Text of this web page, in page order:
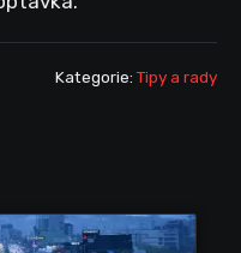
Kategorie:Tipy a rady